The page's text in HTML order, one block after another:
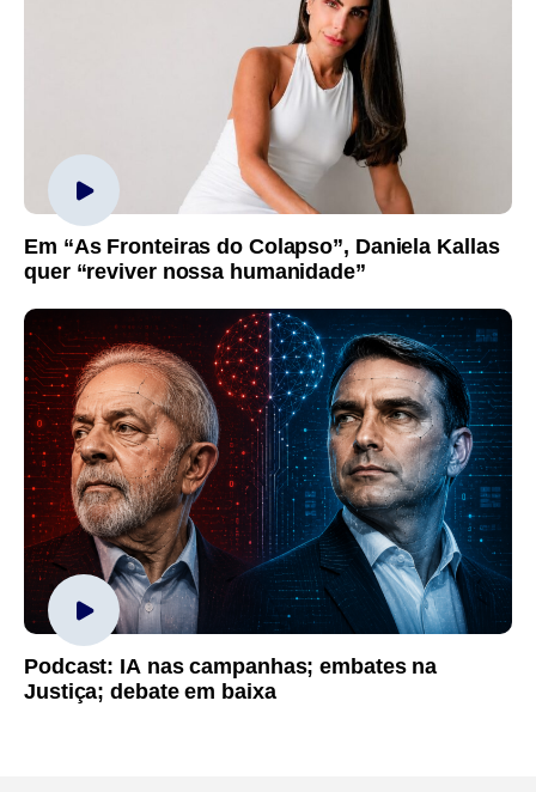
Em “As Fronteiras do Colapso”, Daniela Kallas
quer “reviver nossa humanidade”
Podcast: IA nas campanhas; embates na
Justiça; debate em baixa